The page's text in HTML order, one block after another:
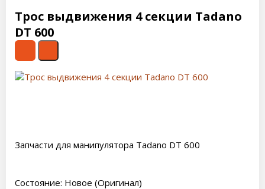
Трос выдвижения 4 секции Tadano
DT 600
Запчасти для манипулятора Tadano DT 600
Состояние: Новое (Оригинал)